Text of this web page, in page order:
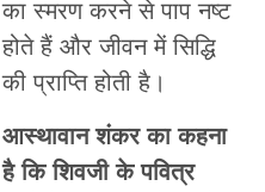
का स्मरण करने से पाप नष्ट
होते हैं और जीवन में सिद्धि
की प्राप्ति होती है।
आस्थावान शंकर का कहना
है कि शिवजी के पवित्र